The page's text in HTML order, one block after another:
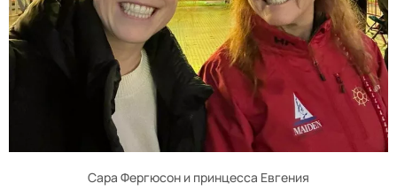
Сара Фергюсон и принцесса Евгения